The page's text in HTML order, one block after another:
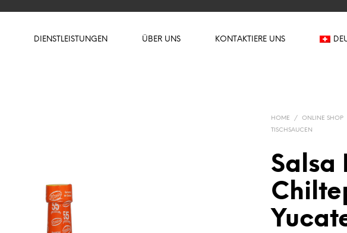
DIENSTLEISTUNGEN ÜBER UNS KONTAKTIERE UNS
HOME /
ONLINE SHOP
TISCHSAUCEN
Salsa